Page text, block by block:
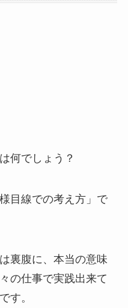
何でしょう？
目線での考え方」で
裏腹に、本当の意味
の仕事で実践出来て
す。